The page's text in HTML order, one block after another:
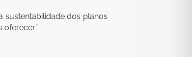
sustentabilidade dos planos